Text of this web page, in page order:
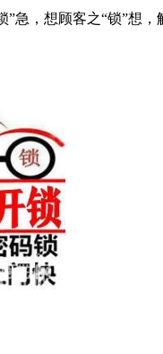
，想顾客之“锁”想